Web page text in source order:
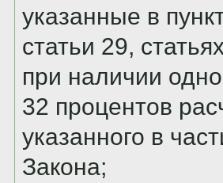
указанные в
статьи 29,
при наличии
32 процентов
указанного в
Закона;